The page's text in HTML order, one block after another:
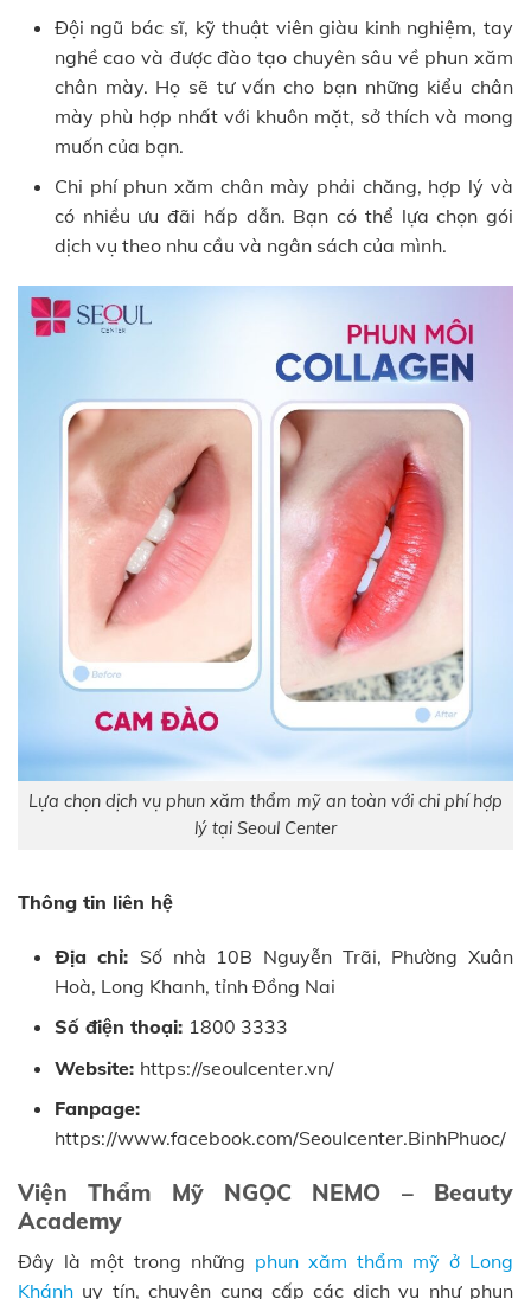
Đội ngũ bác sĩ, kỹ thuật viên giàu kinh nghiệm, tay
nghề cao và được đào tạo chuyên sâu về phun xăm
chân mày. Họ sẽ tư vấn cho bạn những kiểu chân
mày phù hợp nhất với khuôn mặt, sở thích và mong
muốn của bạn.
Chi phí phun xăm chân mày phải chăng, hợp lý và
có nhiều ưu đãi hấp dẫn. Bạn có thể lựa chọn gói
dịch vụ theo nhu cầu và ngân sách của mình.
Lựa chọn dịch vụ phun xăm thẩm mỹ an toàn với chi phí hợp
lý tại Seoul Center
Thông tin liên hệ
Địa chỉ: Số nhà 10B Nguyễn Trãi, Phường Xuân
Hoà, Long Khanh, tỉnh Đồng Nai
Số điện thoại: 1800 3333
Website: https://seoulcenter.vn/
Fanpage:
https://www.facebook.com/Seoulcenter.BinhPhuoc/
Viện Thẩm Mỹ NGỌC NEMO – Beauty
Academy
Đây là một trong những phun xăm thẩm mỹ ở Long
Khánh uy tín, chuyên cung cấp các dịch vụ như phun